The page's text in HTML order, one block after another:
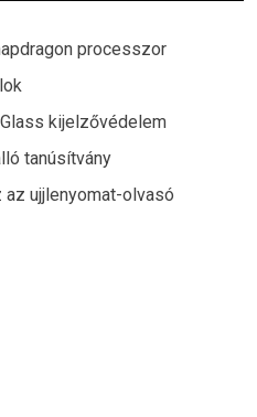
processzor
kijelzővédelem
tanúsítvány
ujjlenyomat-olvasó